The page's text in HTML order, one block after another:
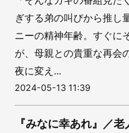
ぎする弟の叫びから推し
ニーの精神年齢。すぐに
が、母親との貴重な再会
夜に変え...
2024-05-13 11:39
『みなに幸あれ』／